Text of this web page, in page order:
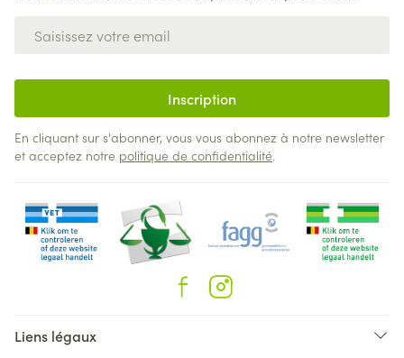
Inscription
En cliquant sur s'abonner, vous vous abonnez à notre newsletter
et acceptez notre politique de confidentialité.
Liens légaux